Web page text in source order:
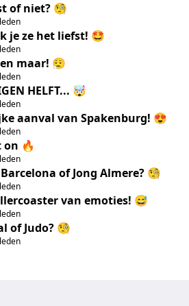
of niet? 🧐
je ze het liefst! 🤩
maar! 😮‍💨
HELFT... 🤯
aanval van Spakenburg! 😍
on 🔥
of Jong Almere? 🧐
van emoties! 😅
of Judo? 🧐